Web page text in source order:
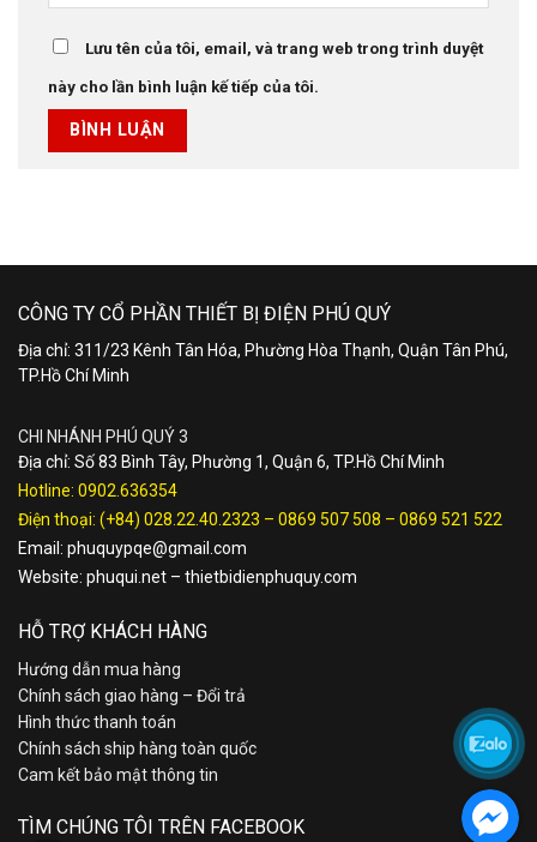
Lưu tên của tôi, email, và trang web trong trình duyệt
này cho lần bình luận kế tiếp của tôi.
CÔNG TY CỔ PHẦN THIẾT BỊ ĐIỆN PHÚ QUÝ
Địa chỉ: 311/23 Kênh Tân Hóa, Phường Hòa Thạnh, Quận Tân Phú,
TP.Hồ Chí Minh
CHI NHÁNH PHÚ QUÝ 3
Địa chỉ: Số 83 Bình Tây, Phường 1, Quận 6, TP.Hồ Chí Minh
Hotline: 0902.636354
Điện thoại: (+84) 028.22.40.2323 – 0869 507 508 – 0869 521 522
Email: phuquypqe@gmail.com
Website: phuqui.net – thietbidienphuquy.com
HỖ TRỢ KHÁCH HÀNG
Hướng dẫn mua hàng
Chính sách giao hàng – Đổi trả
Hình thức thanh toán
Chính sách ship hàng toàn quốc
Cam kết bảo mật thông tin
TÌM CHÚNG TÔI TRÊN FACEBOOK